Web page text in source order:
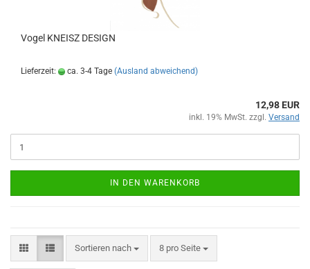
Vogel KNEISZ DESIGN
Lieferzeit: ca. 3-4 Tage (Ausland abweichend)
12,98 EUR
inkl. 19% MwSt. zzgl. Versand
IN DEN WARENKORB
Sortieren nach
Sortieren nach 8 pro Seite
pro Seite